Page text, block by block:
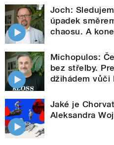
Joch:
úpadek
chaosu. A
Michopulos:
bez střelby.
džihádem vůči
Jaké je
Aleksandra